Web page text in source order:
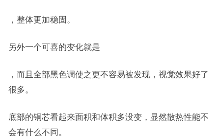
，整体更加稳固。
另外一个可喜的变化就是
，而且全部黑色调使之更不容易被发现，视觉效果好了
很多。
底部的铜芯看起来面积和体积多没变，显然散热性能不
会有什么不同。